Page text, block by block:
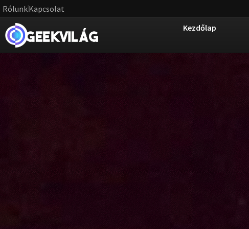
RólunkKapcsolat
Kezdőlap